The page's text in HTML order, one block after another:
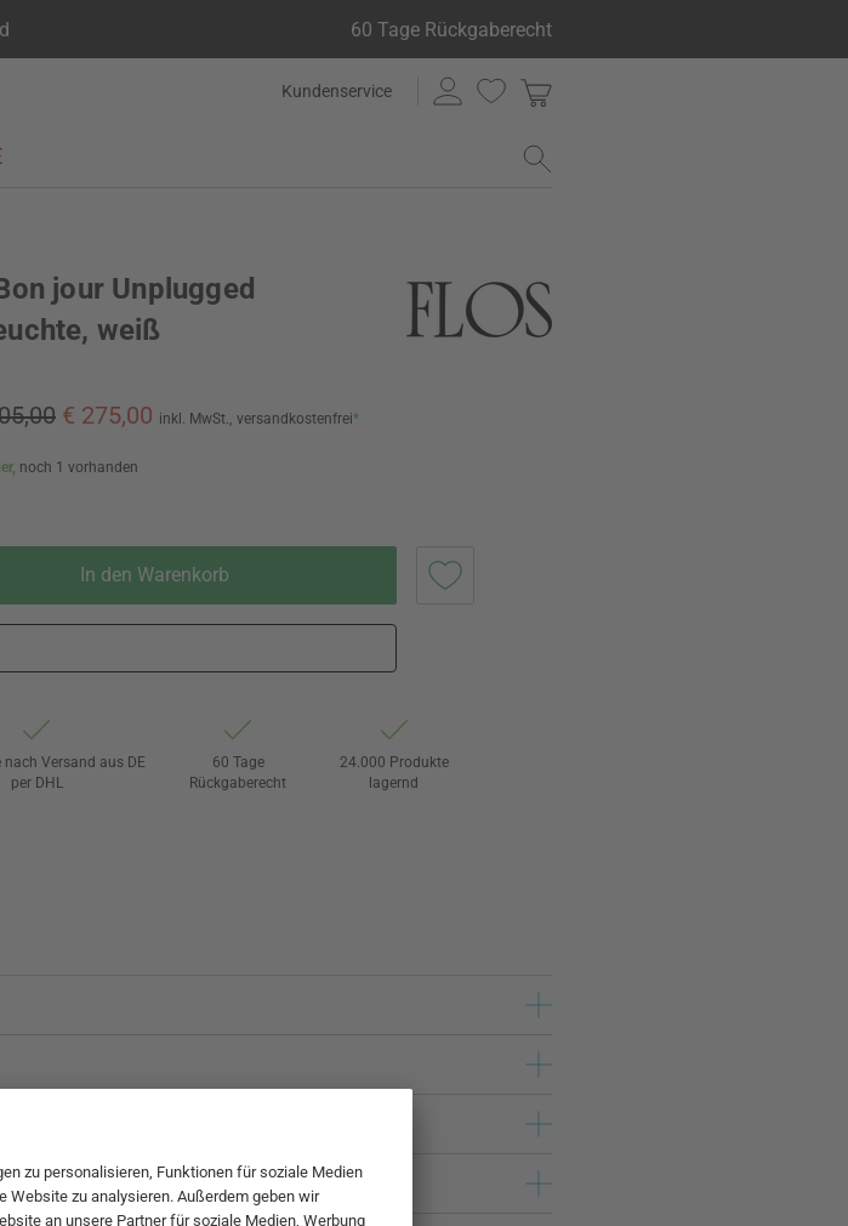
60 Tage Rückgaberecht
Kundenservice
jour Unplugged
weiß
€ 275,00 inkl. MwSt., versandkostenfrei*
noch 1 vorhanden
In den Warenkorb
nach Versand aus DE
per DHL
60 Tage
Rückgaberecht
24.000 Produkte
lagernd